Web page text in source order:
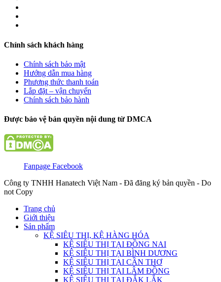
Chính sách khách hàng
Chính sách bảo mật
Hướng dẫn mua hàng
Phương thức thanh toán
Lắp đặt – vận chuyển
Chính sách bảo hành
Được bảo vệ bản quyền nội dung từ DMCA
Fanpage Facebook
Công ty TNHH Hanatech Việt Nam - Đã đăng ký bản quyền - Do
not Copy
Trang chủ
Giới thiệu
Sản phẩm
KỆ SIÊU THỊ, KỆ HÀNG HÓA
KỆ SIÊU THỊ TẠI ĐỒNG NAI
KỆ SIÊU THỊ TẠI BÌNH DƯƠNG
KỆ SIÊU THỊ TẠI CẦN THƠ
KỆ SIÊU THỊ TẠI LÂM ĐỒNG
KỆ SIÊU THỊ TẠI ĐẮK LẮK